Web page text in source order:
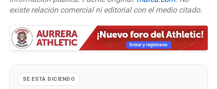
existe relación comercial ni editorial con el medio citado.
SE ESTÁ DICIENDO